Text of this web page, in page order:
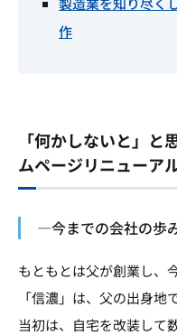
作
「何かしないと」
ムページリニューア
―今までの会社の歩
もともとは父が創業し、
「信濃」は、父の出身
当初は、自宅を改装して